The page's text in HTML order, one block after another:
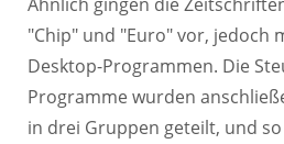
"Chip" und "Euro" vor, jedoch
Desktop-Programmen. Die
Programme wurden
in drei Gruppen geteilt, und